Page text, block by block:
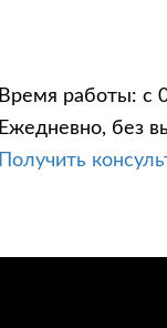
Время работы: с
Ежедневно, без
Получить